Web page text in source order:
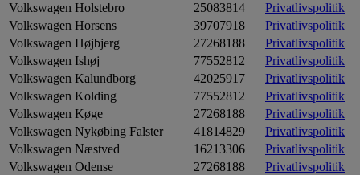
Volkswagen Holstebro
25083814
Privatlivspolitik
Volkswagen Horsens
39707918
Privatlivspolitik
Volkswagen Højbjerg
27268188
Privatlivspolitik
Volkswagen Ishøj
77552812
Privatlivspolitik
Volkswagen Kalundborg
42025917
Privatlivspolitik
Volkswagen Kolding
77552812
Privatlivspolitik
Volkswagen Køge
27268188
Privatlivspolitik
Volkswagen Nykøbing Falster
41814829
Privatlivspolitik
Volkswagen Næstved
16213306
Privatlivspolitik
Volkswagen Odense
27268188
Privatlivspolitik